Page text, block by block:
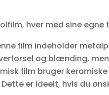
hver med sine egne
film indeholder
og blænding,
film bruger
Dette er ideelt, hvis du